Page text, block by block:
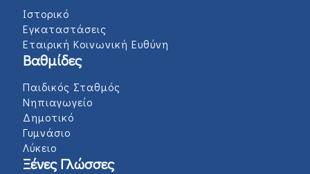
Ιστορικό
Εγκαταστάσεις
Εταιρική Κοινωνική Ευθύνη
Βαθμίδες
Παιδικός Σταθμός
Νηπιαγωγείο
Δημοτικό
Γυμνάσιο
Λύκειο
Ξένες Γλώσσες